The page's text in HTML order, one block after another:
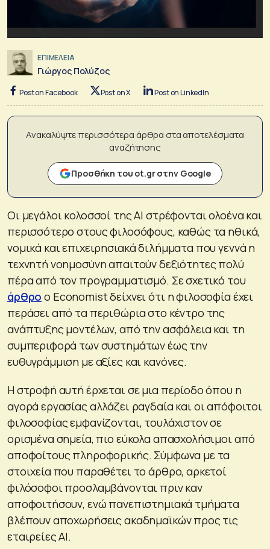
ΕΠΙΜΕΛΕΙΑ
Γιώργος Πολύζος
Post on Facebook Post on X Post on LinkedIn
Ανακαλύψτε περισσότερα άρθρα στα αποτελέσματα
αναζήτησης
Προσθήκη του ot.gr στην Google
Οι μεγάλοι κολοσσοί της AI στρέφονται ολοένα και
περισσότερο στους φιλοσόφους, καθώς τα ηθικά,
νομικά και επιχειρησιακά διλήμματα που γεννά η
τεχνητή νοημοσύνη απαιτούν δεξιότητες πολύ
πέρα από τον προγραμματισμό. Σε σχετικό του
άρθρο ο Economist δείχνει ότι η φιλοσοφία έχει
περάσει από τα περιθώρια στο κέντρο της
ανάπτυξης μοντέλων, από την ασφάλεια και τη
συμπεριφορά των συστημάτων έως την
ευθυγράμμιση με αξίες και κανόνες.
Η στροφή αυτή έρχεται σε μια περίοδο όπου η
αγορά εργασίας αλλάζει ραγδαία και οι απόφοιτοι
φιλοσοφίας εμφανίζονται, τουλάχιστον σε
ορισμένα σημεία, πιο εύκολα απασχολήσιμοι από
αποφοίτους πληροφορικής. Σύμφωνα με τα
στοιχεία που παραθέτει το άρθρο, αρκετοί
φιλόσοφοι προσλαμβάνονται πριν καν
αποφοιτήσουν, ενώ πανεπιστημιακά τμήματα
βλέπουν αποχωρήσεις ακαδημαϊκών προς τις
εταιρείες AI.